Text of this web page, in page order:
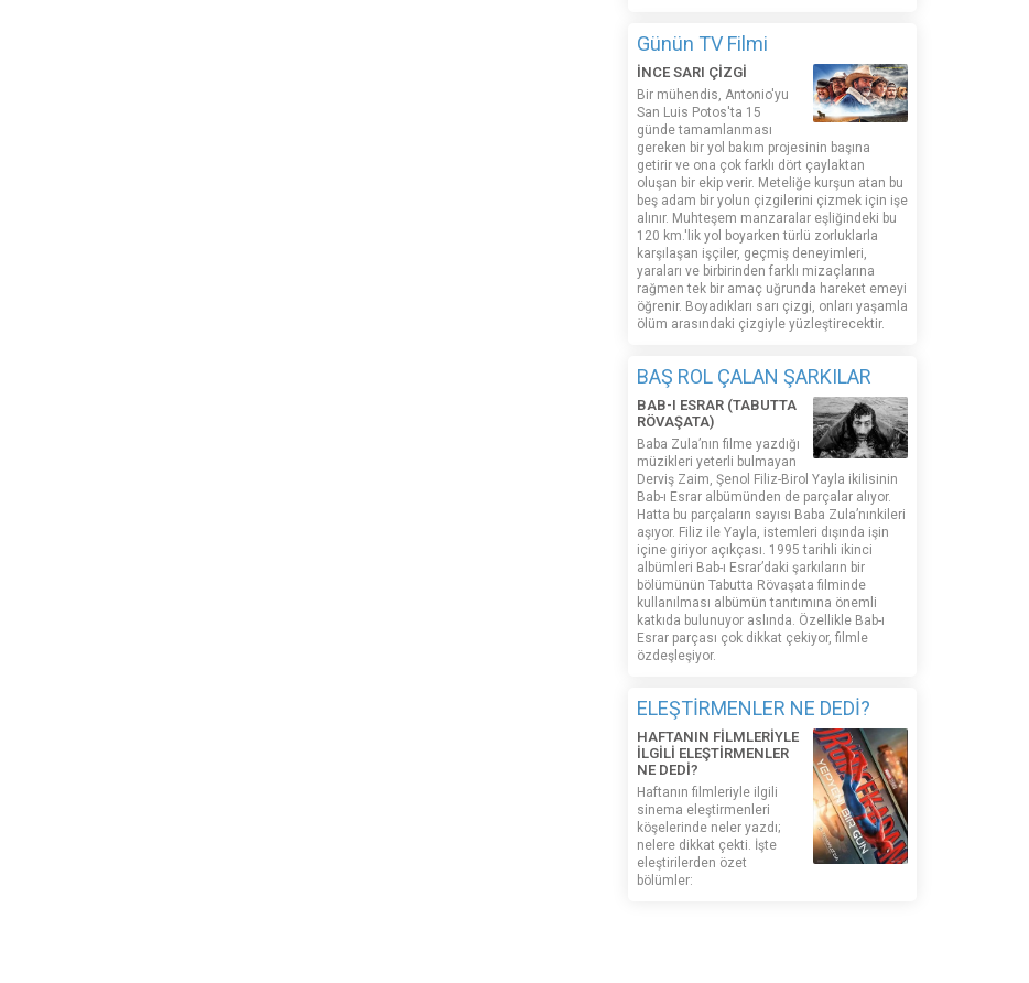
Günün TV Filmi
İNCE SARI ÇİZGİ
Bir mühendis, Antonio'yu
San Luis Potos'ta 15
günde tamamlanması
gereken bir yol bakım projesinin başına
getirir ve ona çok farklı dört çaylaktan
oluşan bir ekip verir. Meteliğe kurşun atan bu
beş adam bir yolun çizgilerini çizmek için işe
alınır. Muhteşem manzaralar eşliğindeki bu
120 km.'lik yol boyarken türlü zorluklarla
karşılaşan işçiler, geçmiş deneyimleri,
yaraları ve birbirinden farklı mizaçlarına
rağmen tek bir amaç uğrunda hareket emeyi
öğrenir. Boyadıkları sarı çizgi, onları yaşamla
ölüm arasındaki çizgiyle yüzleştirecektir.
BAŞ ROL ÇALAN ŞARKILAR
BAB-I ESRAR (TABUTTA
RÖVAŞATA)
Baba Zula’nın filme yazdığı
müzikleri yeterli bulmayan
Derviş Zaim, Şenol Filiz-Birol Yayla ikilisinin
Bab-ı Esrar albümünden de parçalar alıyor.
Hatta bu parçaların sayısı Baba Zula’nınkileri
aşıyor. Filiz ile Yayla, istemleri dışında işin
içine giriyor açıkçası. 1995 tarihli ikinci
albümleri Bab-ı Esrar’daki şarkıların bir
bölümünün Tabutta Rövaşata filminde
kullanılması albümün tanıtımına önemli
katkıda bulunuyor aslında. Özellikle Bab-ı
Esrar parçası çok dikkat çekiyor, filmle
özdeşleşiyor.
ELEŞTİRMENLER NE DEDİ?
HAFTANIN FİLMLERİYLE
İLGİLİ ELEŞTİRMENLER
NE DEDİ?
Haftanın filmleriyle ilgili
sinema eleştirmenleri
köşelerinde neler yazdı;
nelere dikkat çekti. İşte
eleştirilerden özet
bölümler: